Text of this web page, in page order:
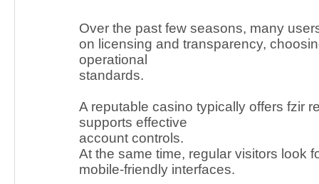
Over the past few seasons, many
on licensing and transparency,
operational
standards.
A reputable casino typically offers fzir
supports effective
account controls.
At the same time, regular visitors look
mobile-friendly interfaces.